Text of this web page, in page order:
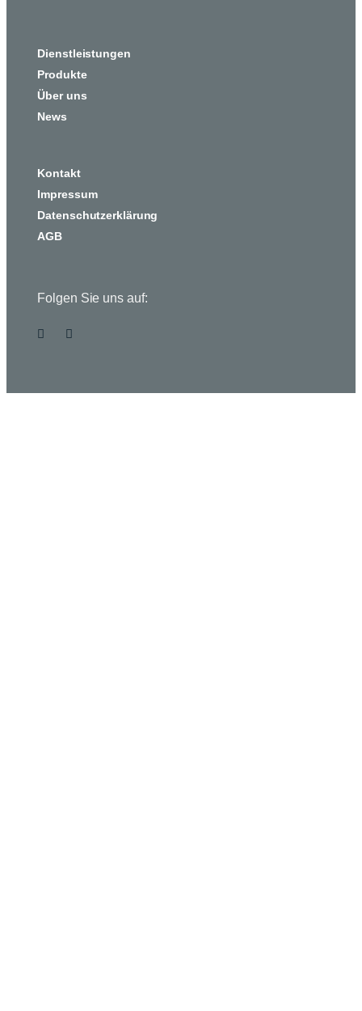
Dienstleistungen
Produkte
Über uns
News
Kontakt
Impressum
Datenschutzerklärung
AGB
Folgen Sie uns auf: